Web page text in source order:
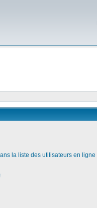
la liste des utilisateurs en ligne